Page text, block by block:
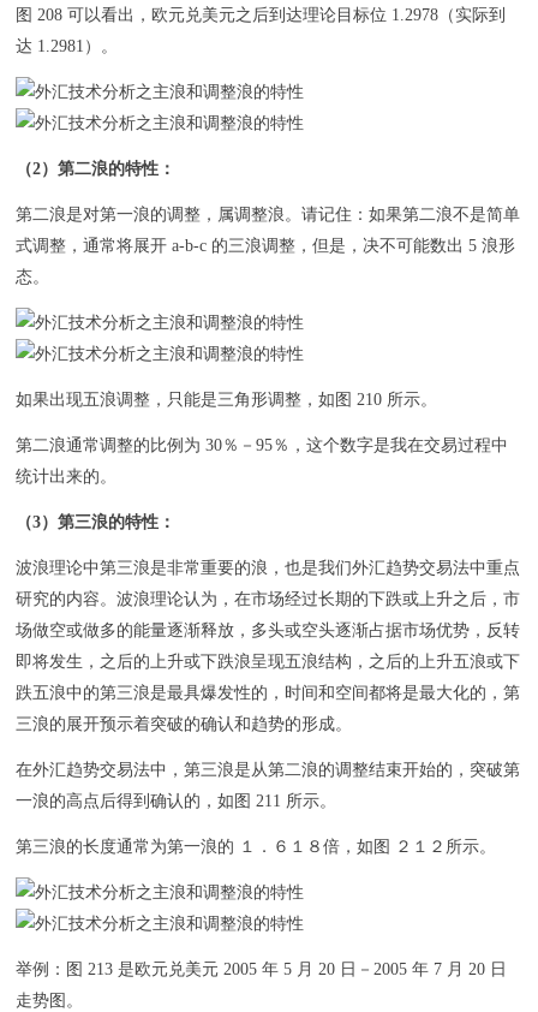
图 208 可以看出，欧元兑美元之后到达理论目标位 1.2978（实际到
达 1.2981）。
（2）第二浪的特性：
第二浪是对第一浪的调整，属调整浪。请记住：如果第二浪不是简单
式调整，通常将展开 a-b-c 的三浪调整，但是，决不可能数出 5 浪形
态。
如果出现五浪调整，只能是三角形调整，如图 210 所示。
第二浪通常调整的比例为 30％－95％，这个数字是我在交易过程中
统计出来的。
（3）第三浪的特性：
波浪理论中第三浪是非常重要的浪，也是我们外汇趋势交易法中重点
研究的内容。波浪理论认为，在市场经过长期的下跌或上升之后，市
场做空或做多的能量逐渐释放，多头或空头逐渐占据市场优势，反转
即将发生，之后的上升或下跌浪呈现五浪结构，之后的上升五浪或下
跌五浪中的第三浪是最具爆发性的，时间和空间都将是最大化的，第
三浪的展开预示着突破的确认和趋势的形成。
在外汇趋势交易法中，第三浪是从第二浪的调整结束开始的，突破第
一浪的高点后得到确认的，如图 211 所示。
第三浪的长度通常为第一浪的 １．６１８倍，如图 ２１２所示。
举例：图 213 是欧元兑美元 2005 年 5 月 20 日－2005 年 7 月 20 日
走势图。